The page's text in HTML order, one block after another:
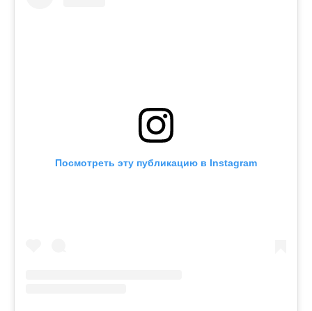
Посмотреть эту публикацию в Instagram